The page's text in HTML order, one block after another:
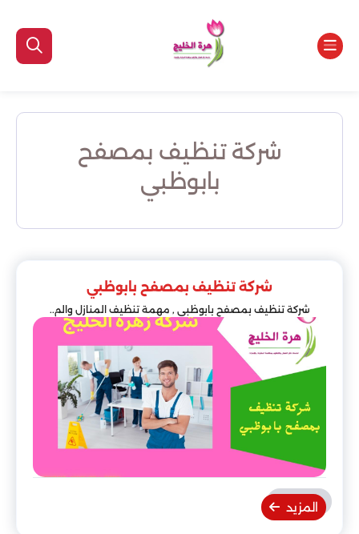
شركة تنظيف بمصفح
بابوظبي
شركة تنظيف بمصفح بابوظبي
شركة تنظيف بمصفح بابوظبي , مهمة تنظيف المنازل والم..
المزيد